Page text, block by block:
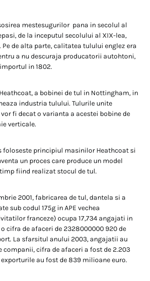
mestesugurilor pana in secolul al
de la inceputul secolului al XIX-lea,
Pe de alta parte, calitatea tulului englez era
a nu descuraja producatorii autohtoni,
in 1802.
a bobinei de tul in Nottingham, in
industria tulului. Tulurile unite
fi decat o varianta a acestei bobine de
verticale.
foloseste principiul masinilor Heathcoat si
un proces care produce un model
fiind realizat stocul de tul.
2001, fabricarea de tul, dantela si a
sub codul 175g in APE vechea
franceze) ocupa 17,734 angajati in
cifra de afaceri de 2328000000 920 de
La sfarsitul anului 2003, angajatii au
companii, cifra de afaceri a fost de 2.203
au fost de 839 milioane euro.